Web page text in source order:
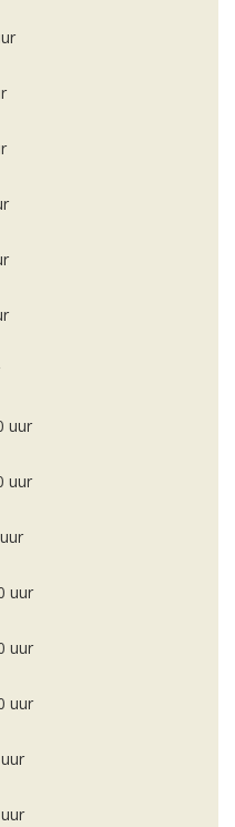
uur
uur
uur
uur
uur